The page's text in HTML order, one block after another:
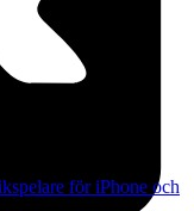
för iPhone och